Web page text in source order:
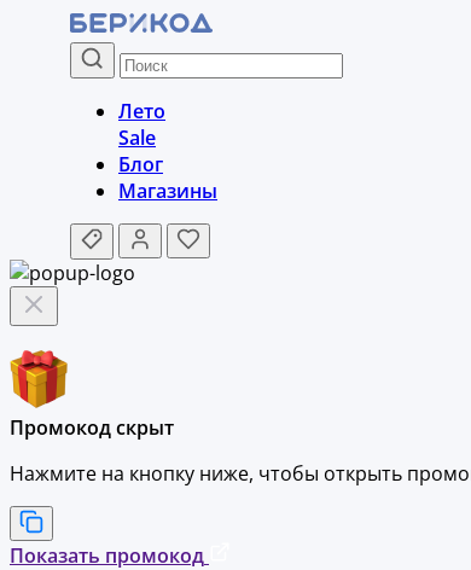
Лето
Sale
Блог
Магазины
Промокод скрыт
Нажмите на кнопку ниже, чтобы открыть
Показать промокод